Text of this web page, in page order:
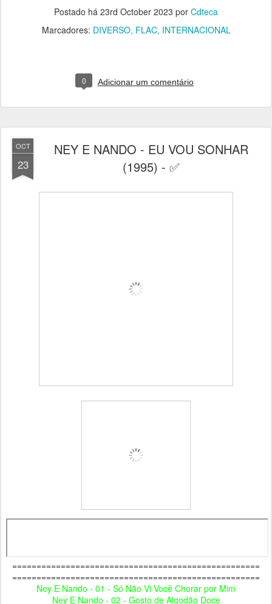
Postado há 23rd October 2023 por Cdteca
Marcadores: DIVERSO FLAC INTERNACIONAL
0 Adicionar um comentário
OCT
23
NEY E NANDO - EU VOU SONHAR
(1995) - ✅
===================================================
===================================================
Ney E Nando - 01 - Só Não Vi Você Chorar por Mim
Ney E Nando - 02 - Gosto de Algodão Doce